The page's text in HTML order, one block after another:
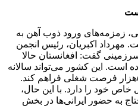
زمزمه‌‌‌های ورود ذوب آهن به
مهرداد اکبریان، رئیس انجمن
گفت: افغانستان حالا
این کشور می‌تواند سالانه
حدود ۵۴‌میلیارد دلار درآمد و ۵۰۰‌هزار فرصت شغلی فراهم کند.
خود را دارد. با این حال،
به حضور ایرانی‌‌‌‌ها در بخش